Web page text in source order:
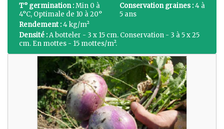
T° germination :Min 0 à
4°C, Optimale de 10 à 20°
Conservation graines :4 à
5 ans
Rendement :4 kg/m²
Densité :A botteler - 3 x 15 cm. Conservation - 3 à 5 x 25
cm. En mottes - 15 mottes/m².